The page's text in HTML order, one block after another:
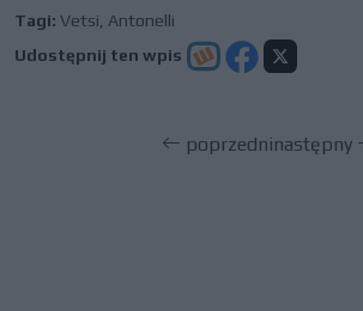
Tagi: Vetsi, Antonelli
Udostępnij ten wpis
poprzedninastępny